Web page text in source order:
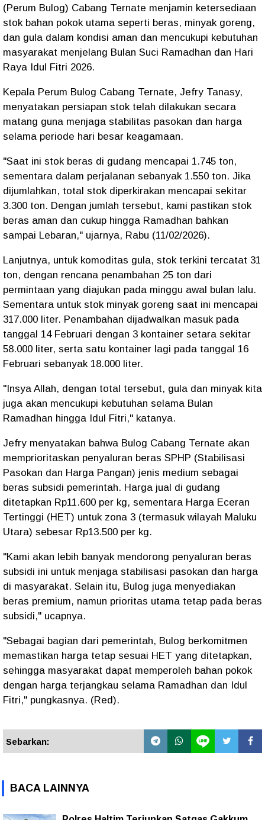
(Perum Bulog) Cabang Ternate menjamin ketersediaan
stok bahan pokok utama seperti beras, minyak goreng,
dan gula dalam kondisi aman dan mencukupi kebutuhan
masyarakat menjelang Bulan Suci Ramadhan dan Hari
Raya Idul Fitri 2026.
‎Kepala Perum Bulog Cabang Ternate, Jefry Tanasy,
menyatakan persiapan stok telah dilakukan secara
matang guna menjaga stabilitas pasokan dan harga
selama periode hari besar keagamaan.
‎"Saat ini stok beras di gudang mencapai 1.745 ton,
sementara dalam perjalanan sebanyak 1.550 ton. Jika
dijumlahkan, total stok diperkirakan mencapai sekitar
3.300 ton. Dengan jumlah tersebut, kami pastikan stok
beras aman dan cukup hingga Ramadhan bahkan
sampai Lebaran," ujarnya, Rabu (11/02/2026).
Lanjutnya, ‎untuk komoditas gula, stok terkini tercatat 31
ton, dengan rencana penambahan 25 ton dari
permintaan yang diajukan pada minggu awal bulan lalu.‎
Sementara untuk stok minyak goreng saat ini mencapai
317.000 liter. Penambahan dijadwalkan masuk pada
tanggal 14 Februari dengan 3 kontainer setara sekitar
58.000 liter, serta satu kontainer lagi pada tanggal 16
Februari sebanyak 18.000 liter.
‎"Insya Allah, dengan total tersebut, gula dan minyak kita
juga akan mencukupi kebutuhan selama Bulan
Ramadhan hingga Idul Fitri," katanya.
‎Jefry menyatakan bahwa Bulog Cabang Ternate akan
memprioritaskan penyaluran beras SPHP (Stabilisasi
Pasokan dan Harga Pangan) jenis medium sebagai
beras subsidi pemerintah. Harga jual di gudang
ditetapkan Rp11.600 per kg, sementara Harga Eceran
Tertinggi (HET) untuk zona 3 (termasuk wilayah Maluku
Utara) sebesar Rp13.500 per kg.
‎"Kami akan lebih banyak mendorong penyaluran beras
subsidi ini untuk menjaga stabilisasi pasokan dan harga
di masyarakat. Selain itu, Bulog juga menyediakan
beras premium, namun prioritas utama tetap pada beras
subsidi," ucapnya.
‎"Sebagai bagian dari pemerintah, Bulog berkomitmen
memastikan harga tetap sesuai HET yang ditetapkan,
sehingga masyarakat dapat memperoleh bahan pokok
dengan harga terjangkau selama Ramadhan dan Idul
Fitri," pungkasnya. (Red).
Sebarkan:
BACA LAINNYA